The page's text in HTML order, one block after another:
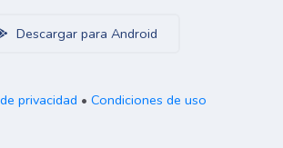
Descargar para Android
privacidad • Condiciones de uso